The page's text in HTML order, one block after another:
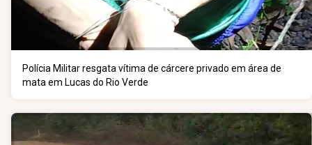
Polícia Militar resgata vítima de cárcere privado em área de
mata em Lucas do Rio Verde